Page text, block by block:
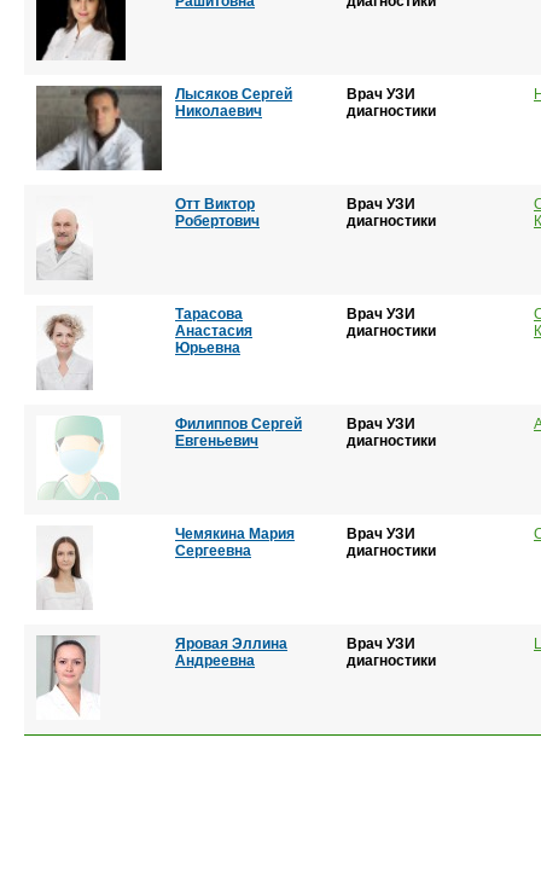
Лысяков Сергей
Николаевич
Врач УЗИ
диагностики
Отт Виктор
Робертович
Врач УЗИ
диагностики
Тарасова
Анастасия
Юрьевна
Врач УЗИ
диагностики
Филиппов Сергей
Евгеньевич
Врач УЗИ
диагностики
Чемякина Мария
Сергеевна
Врач УЗИ
диагностики
Яровая Эллина
Андреевна
Врач УЗИ
диагностики